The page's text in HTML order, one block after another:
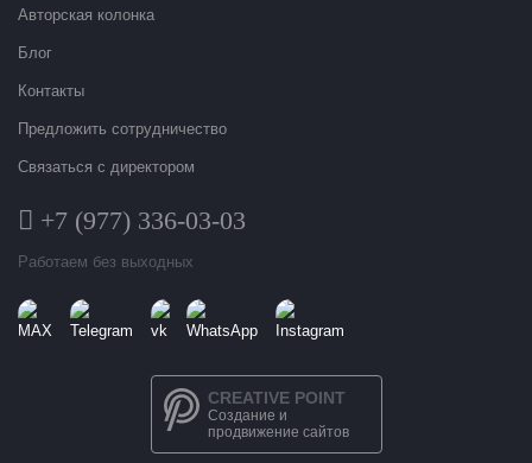
Авторская колонка
Блог
Контакты
Предложить сотрудничество
Связаться с директором
+7 (977) 336-03-03
Работаем без выходных
CREATIVE POINT
Создание и
продвижение сайтов